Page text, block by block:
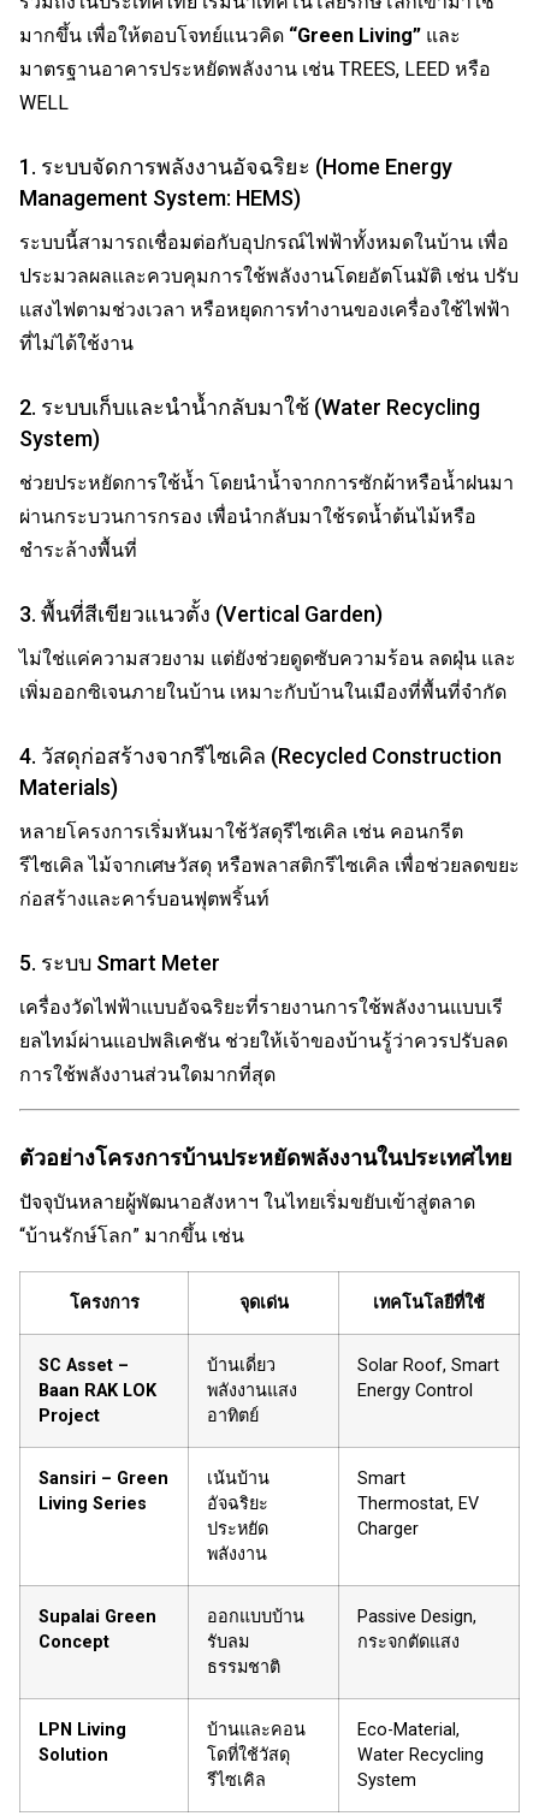
มากขึ้น เพื่อให้ตอบโจทย์แนวคิด “Green Living” และ
มาตรฐานอาคารประหยัดพลังงาน เช่น TREES, LEED หรือ
WELL
1. ระบบจัดการพลังงานอัจฉริยะ (Home Energy
Management System: HEMS)
ระบบนี้สามารถเชื่อมต่อกับอุปกรณ์ไฟฟ้าทั้งหมดในบ้าน เพื่อ
ประมวลผลและควบคุมการใช้พลังงานโดยอัตโนมัติ เช่น ปรับ
แสงไฟตามช่วงเวลา หรือหยุดการทำงานของเครื่องใช้ไฟฟ้า
ที่ไม่ได้ใช้งาน
2. ระบบเก็บและนำน้ำกลับมาใช้ (Water Recycling
System)
ช่วยประหยัดการใช้น้ำ โดยนำน้ำจากการซักผ้าหรือน้ำฝนมา
ผ่านกระบวนการกรอง เพื่อนำกลับมาใช้รดน้ำต้นไม้หรือ
ชำระล้างพื้นที่
3. พื้นที่สีเขียวแนวตั้ง (Vertical Garden)
ไม่ใช่แค่ความสวยงาม แต่ยังช่วยดูดซับความร้อน ลดฝุ่น และ
เพิ่มออกซิเจนภายในบ้าน เหมาะกับบ้านในเมืองที่พื้นที่จำกัด
4. วัสดุก่อสร้างจากรีไซเคิล (Recycled Construction
Materials)
หลายโครงการเริ่มหันมาใช้วัสดุรีไซเคิล เช่น คอนกรีต
รีไซเคิล ไม้จากเศษวัสดุ หรือพลาสติกรีไซเคิล เพื่อช่วยลดขยะ
ก่อสร้างและคาร์บอนฟุตพริ้นท์
5. ระบบ Smart Meter
เครื่องวัดไฟฟ้าแบบอัจฉริยะที่รายงานการใช้พลังงานแบบเรี
ยลไทม์ผ่านแอปพลิเคชัน ช่วยให้เจ้าของบ้านรู้ว่าควรปรับลด
การใช้พลังงานส่วนใดมากที่สุด
ตัวอย่างโครงการบ้านประหยัดพลังงานในประเทศไทย
ปัจจุบันหลายผู้พัฒนาอสังหาฯ ในไทยเริ่มขยับเข้าสู่ตลาด
“บ้านรักษ์โลก” มากขึ้น เช่น
โครงการ จุดเด่น เทคโนโลยีที่ใช้
SC Asset –
Baan RAK LOK
Project
บ้านเดี่ยว
พลังงานแสง
อาทิตย์
Solar Roof, Smart
Energy Control
Sansiri – Green
Living Series
เน้นบ้าน
อัจฉริยะ
ประหยัด
พลังงาน
Smart
Thermostat, EV
Charger
Supalai Green
Concept
ออกแบบบ้าน
รับลม
ธรรมชาติ
Passive Design,
กระจกตัดแสง
LPN Living
Solution
บ้านและคอน
โดที่ใช้วัสดุ
รีไซเคิล
Eco-Material,
Water Recycling
System